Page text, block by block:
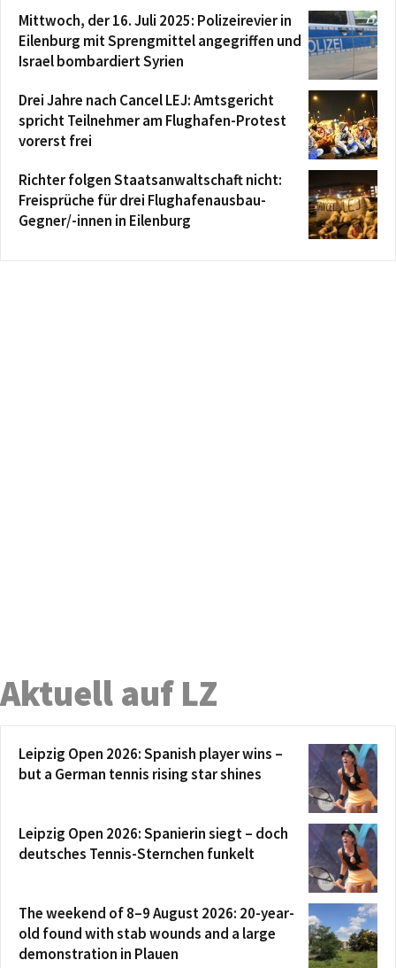
Mittwoch, der 16. Juli 2025: Polizeirevier in
Eilenburg mit Sprengmittel angegriffen und
Israel bombardiert Syrien
Drei Jahre nach Cancel LEJ: Amtsgericht
spricht Teilnehmer am Flughafen-Protest
vorerst frei
Richter folgen Staatsanwaltschaft nicht:
Freisprüche für drei Flughafenausbau-
Gegner/-innen in Eilenburg
Aktuell auf LZ
Leipzig Open 2026: Spanish player wins –
but a German tennis rising star shines
Leipzig Open 2026: Spanierin siegt – doch
deutsches Tennis-Sternchen funkelt
The weekend of 8–9 August 2026: 20-year-
old found with stab wounds and a large
demonstration in Plauen